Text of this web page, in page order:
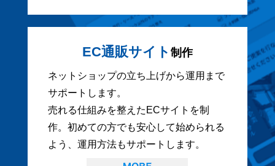
EC通販サイト 制作
ネットショップの立ち上げから運用まで
サポートします。
売れる仕組みを整えたECサイトを制
作。初めての方でも安心して始められる
よう、運用方法もサポートします。